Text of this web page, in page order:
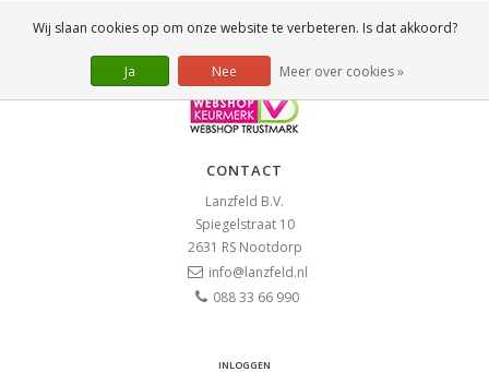
CONTACT
Lanzfeld B.V.
Spiegelstraat 10
2631 RS Nootdorp
info@lanzfeld.nl
088 33 66 990
INLOGGEN
Wij slaan cookies op om onze website te verbeteren. Is dat akkoord?
Ja Nee Meer over cookies »